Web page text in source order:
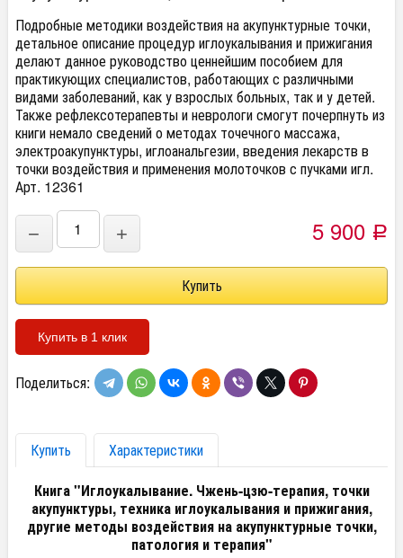
Подробные методики воздействия на акупунктурные точки,
детальное описание процедур иглоукалывания и прижигания
делают данное руководство ценнейшим пособием для
практикующих специалистов, работающих с различными
видами заболеваний, как у взрослых больных, так и у детей.
Также рефлексотерапевты и неврологи смогут почерпнуть из
книги немало сведений о методах точечного массажа,
электроакупунктуры, иглоанальгезии, введения лекарств в
точки воздействия и применения молоточков с пучками игл.
Арт. 12361
− + 5 900 Р
Купить в 1 клик
Поделиться:
Купить
Характеристики
Книга "Иглоукалывание. Чжень-цзю-терапия, точки
акупунктуры, техника иглоукалывания и прижигания,
другие методы воздействия на акупунктурные точки,
патология и терапия"